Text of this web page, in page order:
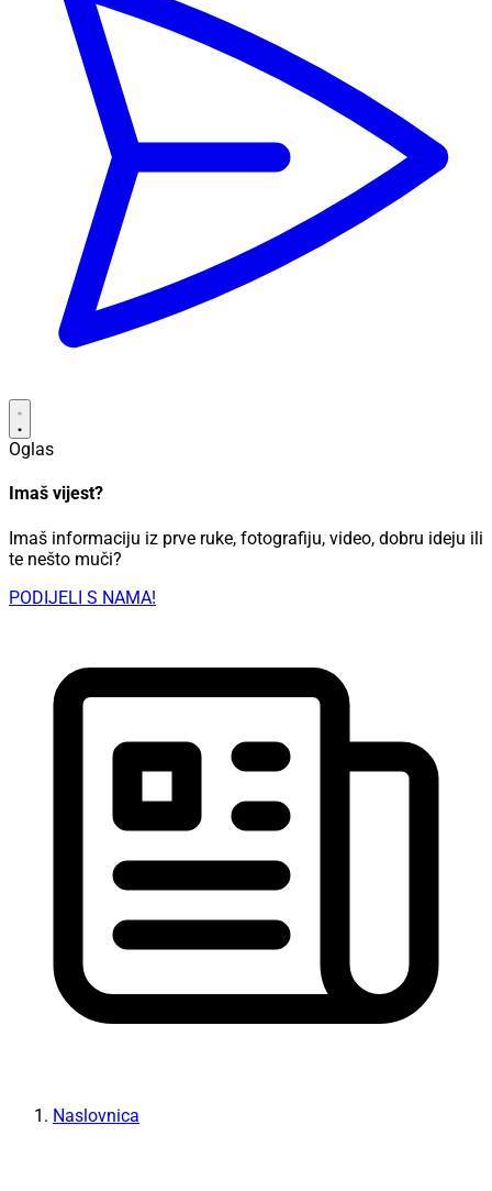
Oglas
Imaš vijest?
Imaš informaciju iz prve ruke, fotografiju, video, dobru ideju ili
te nešto muči?
PODIJELI S NAMA!
Naslovnica